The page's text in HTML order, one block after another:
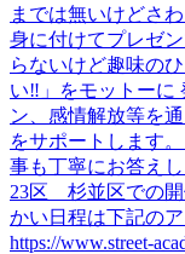
までは無いけどさ
身に付けてプレゼ
らないけど趣味の
い‼」をモットーに
ン、感情解放等を
をサポートします
事も丁寧にお答え
23区 杉並区での
かい日程は下記の
https://www.street-